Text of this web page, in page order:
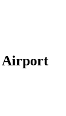
Airport